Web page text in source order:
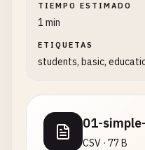
TIEMPO ESTIMADO
1 min
ETIQUETAS
students, basic,
01-
CSV · 77 B